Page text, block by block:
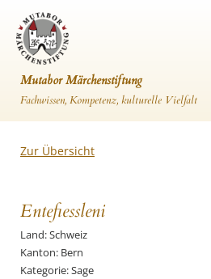
Mutabor Märchenstiftung
Fachwissen, Kompetenz, kulturelle Vielfalt
Zur Übersicht
Entefiessleni
Land: Schweiz
Kanton: Bern
Kategorie: Sage